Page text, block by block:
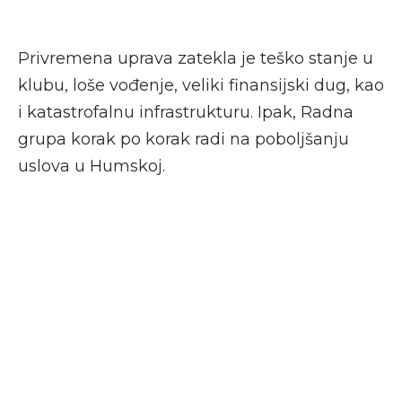
Privremena uprava zatekla je teško stanje u
klubu, loše vođenje, veliki finansijski dug, kao
i katastrofalnu infrastrukturu. Ipak, Radna
grupa korak po korak radi na poboljšanju
uslova u Humskoj.